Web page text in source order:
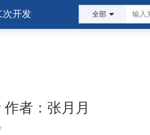
次开发 全部
者：张月月